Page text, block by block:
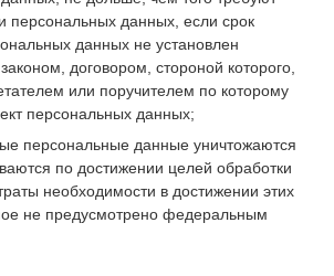
персональных данных, если срок
данных не установлен
договором, стороной которого,
или поручителем по которому
персональных данных;
персональные данные уничтожаются
по достижении целей обработки
необходимости в достижении этих
не предусмотрено федеральным